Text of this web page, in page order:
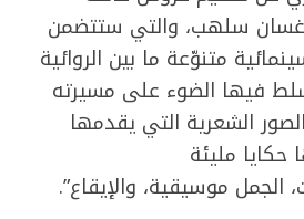
غسان سلهب، والتي ستتضمن
متنوّعة ما بين الروائية
فيها الضوء على مسيرته
الشعرية التي يقدمها
حكايا مليئة
الجمل موسيقية، والإيقاع”.